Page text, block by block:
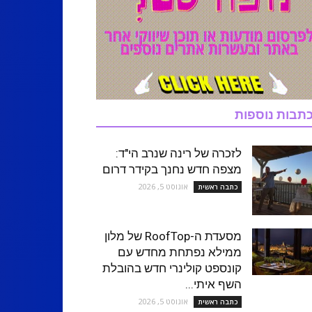
נוספות
לזכרה של רינה שנרב הי"ד:
מצפה חדש נחנך בקידר דרום
כתבה ראשית אוגוסט 5, 2026
מסעדת ה-RoofTop של מלון
ממילא נפתחת מחדש עם
קונספט קולינרי חדש בהובלת
השף איתי...
כתבה ראשית אוגוסט 5, 2026